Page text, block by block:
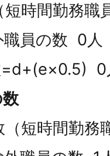
時間勤務職
員の数 0人
0
数
短時間勤務